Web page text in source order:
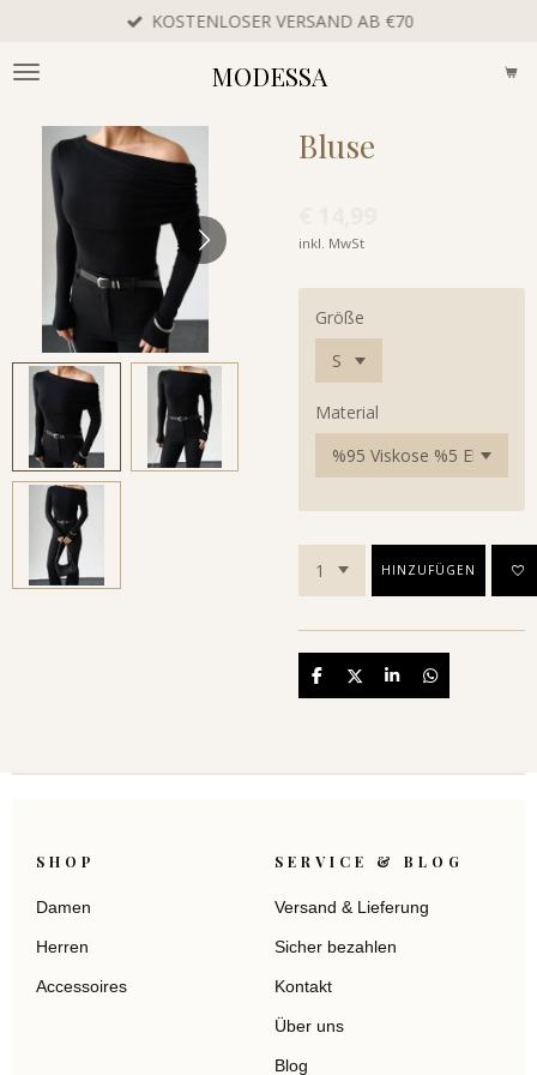
springen
MODESSA
KOSTENLOSER VERSAND AB €70
Bluse
inkl. MwSt
Größe
Material
HINZUFÜGEN
TeilenTeilenTeilenTeilen
SHOP
Damen
Herren
Accessoires
SERVICE & BLOG
Versand & Lieferung
Sicher bezahlen
Kontakt
Über uns
Blog